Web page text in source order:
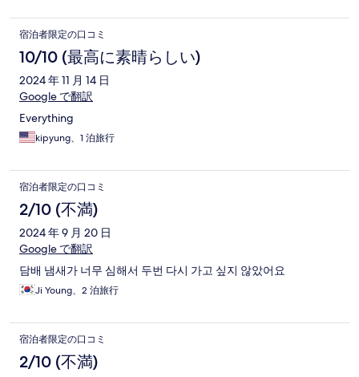
宿泊者限定の口コミ
10/10 (最高に素晴らしい)
2024 年 11 月 14 日
Google で翻訳
Everything
kipyung、1 泊旅行
宿泊者限定の口コミ
2/10 (不満)
2024 年 9 月 20 日
Google で翻訳
담배 냄새가 너무 심해서 두번 다시 가고 싶지 않았어요
Ji Young、2 泊旅行
宿泊者限定の口コミ
2/10 (不満)